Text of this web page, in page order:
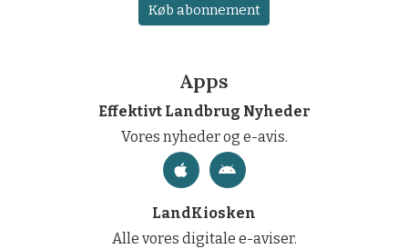
Køb abonnement
Apps
Effektivt Landbrug Nyheder
Vores nyheder og e-avis.
LandKiosken
Alle vores digitale e-aviser.